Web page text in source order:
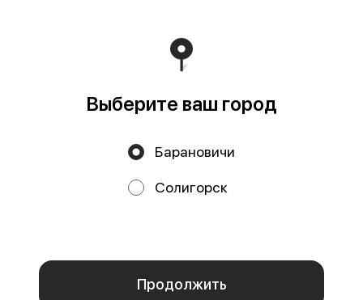
аналитических сервисов согласно нашейполитике
конфиденциальности
Выберите ваш город
Барановичи
Солигорск